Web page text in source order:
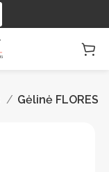
Gėlinė FLORES